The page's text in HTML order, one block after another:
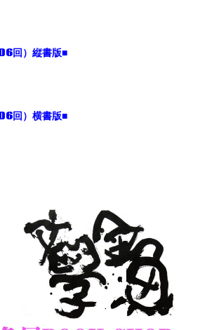
回）縦書版■
回）横書版■